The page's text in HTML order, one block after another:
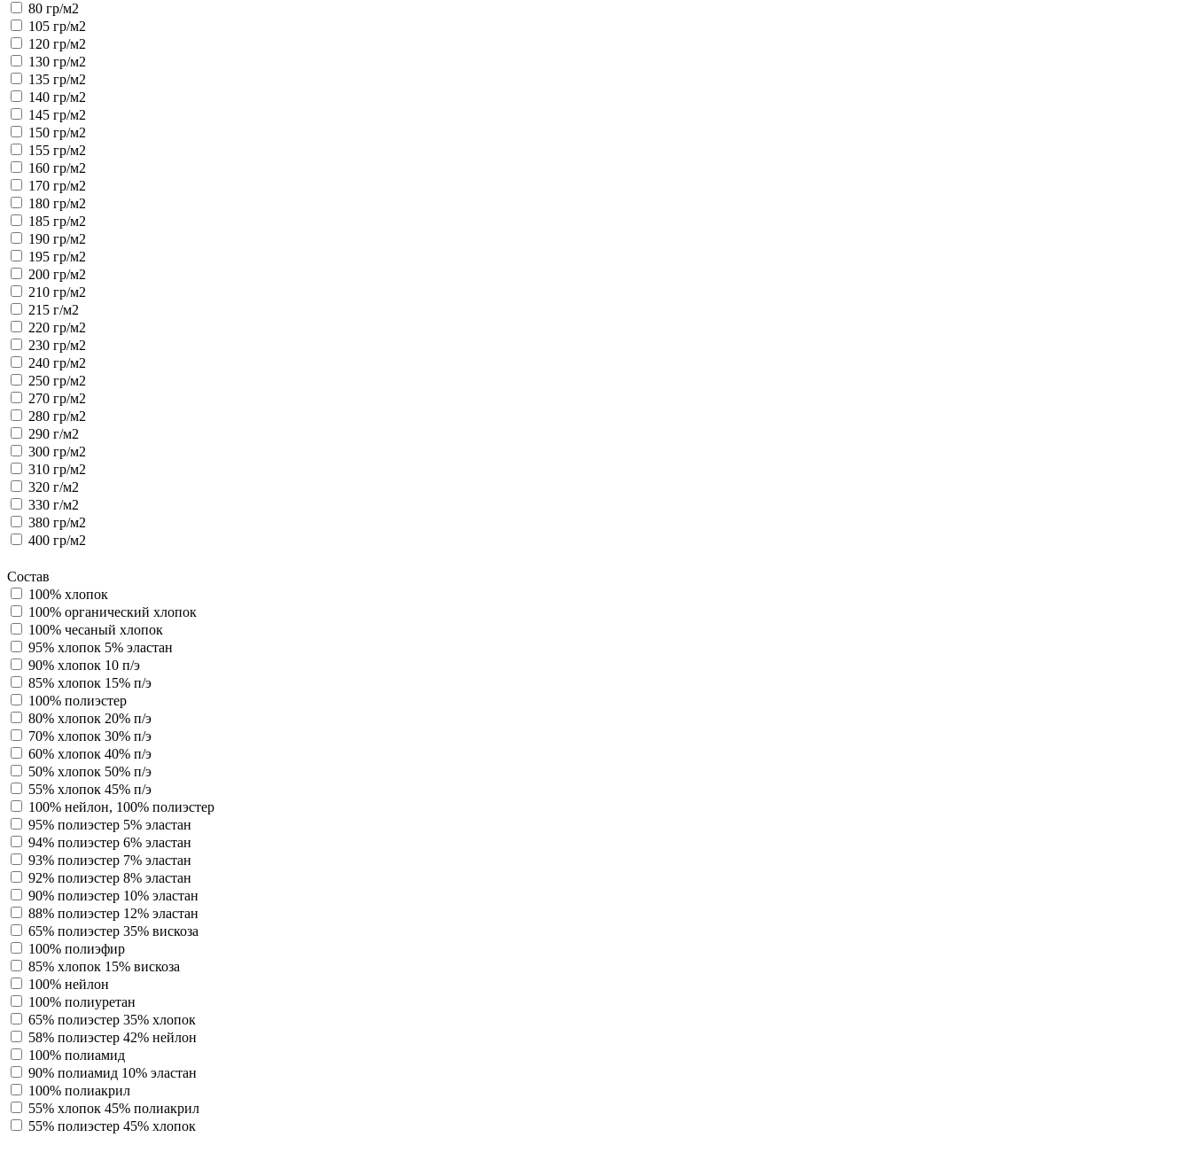
80 гр/м2
105 гр/м2
120 гр/м2
130 гр/м2
135 гр/м2
140 гр/м2
145 гр/м2
150 гр/м2
155 гр/м2
160 гр/м2
170 гр/м2
180 гр/м2
185 гр/м2
190 гр/м2
195 гр/м2
200 гр/м2
210 гр/м2
215 г/м2
220 гр/м2
230 гр/м2
240 гр/м2
250 гр/м2
270 гр/м2
280 гр/м2
290 г/м2
300 гр/м2
310 гр/м2
320 г/м2
330 г/м2
380 гр/м2
400 гр/м2
Состав
100% хлопок
100% органический хлопок
100% чесаный хлопок
95% хлопок 5% эластан
90% хлопок 10 п/э
85% хлопок 15% п/э
100% полиэстер
80% хлопок 20% п/э
70% хлопок 30% п/э
60% хлопок 40% п/э
50% хлопок 50% п/э
55% хлопок 45% п/э
100% нейлон, 100% полиэстер
95% полиэстер 5% эластан
94% полиэстер 6% эластан
93% полиэстер 7% эластан
92% полиэстер 8% эластан
90% полиэстер 10% эластан
88% полиэстер 12% эластан
65% полиэстер 35% вискоза
100% полиэфир
85% хлопок 15% вискоза
100% нейлон
100% полиуретан
65% полиэстер 35% хлопок
58% полиэстер 42% нейлон
100% полиамид
90% полиамид 10% эластан
100% полиакрил
55% хлопок 45% полиакрил
55% полиэстер 45% хлопок